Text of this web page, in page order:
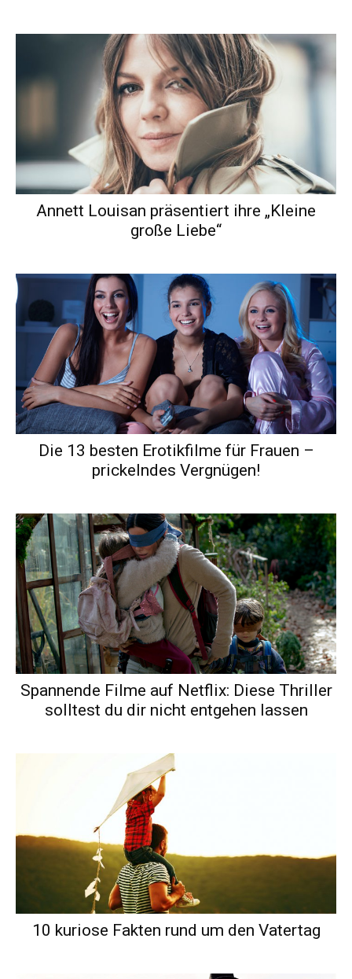
Annett Louisan präsentiert ihre „Kleine
große Liebe“
Die 13 besten Erotikfilme für Frauen –
prickelndes Vergnügen!
Spannende Filme auf Netflix: Diese Thriller
solltest du dir nicht entgehen lassen
10 kuriose Fakten rund um den Vatertag